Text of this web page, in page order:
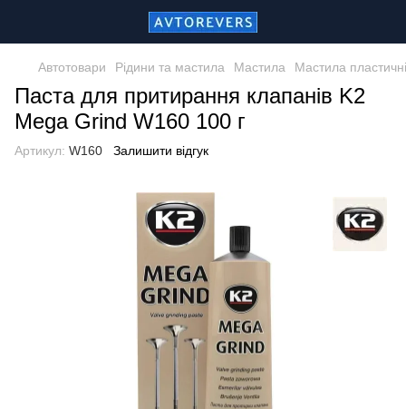
Автотовари Рідини та мастила Мастила Мастила пластичні
Паста для притирання клапанів K2
Mega Grind W160 100 г
Артикул: W160 Залишити відгук